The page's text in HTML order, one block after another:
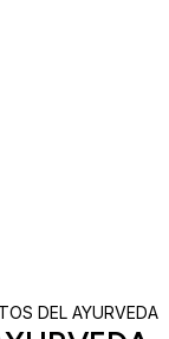
DEL AYURVEDA